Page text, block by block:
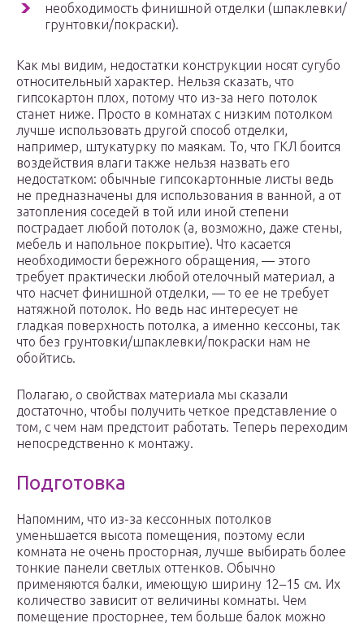
необходимость финишной отделки (шпаклевки/
грунтовки/покраски).
Как мы видим, недостатки конструкции носят сугубо
относительный характер. Нельзя сказать, что
гипсокартон плох, потому что из-за него потолок
станет ниже. Просто в комнатах с низким потолком
лучше использовать другой способ отделки,
например, штукатурку по маякам. То, что ГКЛ боится
воздействия влаги также нельзя назвать его
недостатком: обычные гипсокартонные листы ведь
не предназначены для использования в ванной, а от
затопления соседей в той или иной степени
пострадает любой потолок (а, возможно, даже стены,
мебель и напольное покрытие). Что касается
необходимости бережного обращения, — этого
требует практически любой отелочный материал, а
что насчет финишной отделки, — то ее не требует
натяжной потолок. Но ведь нас интересует не
гладкая поверхность потолка, а именно кессоны, так
что без грунтовки/шпаклевки/покраски нам не
обойтись.
Полагаю, о свойствах материала мы сказали
достаточно, чтобы получить четкое представление о
том, с чем нам предстоит работать. Теперь переходим
непосредственно к монтажу.
Подготовка
Напомним, что из-за кессонных потолков
уменьшается высота помещения, поэтому если
комната не очень просторная, лучше выбирать более
тонкие панели светлых оттенков. Обычно
применяются балки, имеющую ширину 12–15 см. Их
количество зависит от величины комнаты. Чем
помещение просторнее, тем больше балок можно